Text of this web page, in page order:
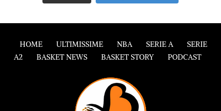
HOME ULTIMISSIME NBA SERIE A
SERIE
A2
BASKET NEWS BASKET STORY PODCAST